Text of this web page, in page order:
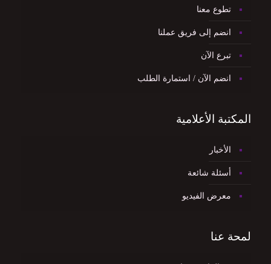
تطوع معنا
انضم إلى فريق عملنا
تبرع الآن
انضم الآن / استمارة الطلب
المكتبة الأعلامية
الأخبار
أسئلة شائعة
معرض الفيديو
لمحة عنا